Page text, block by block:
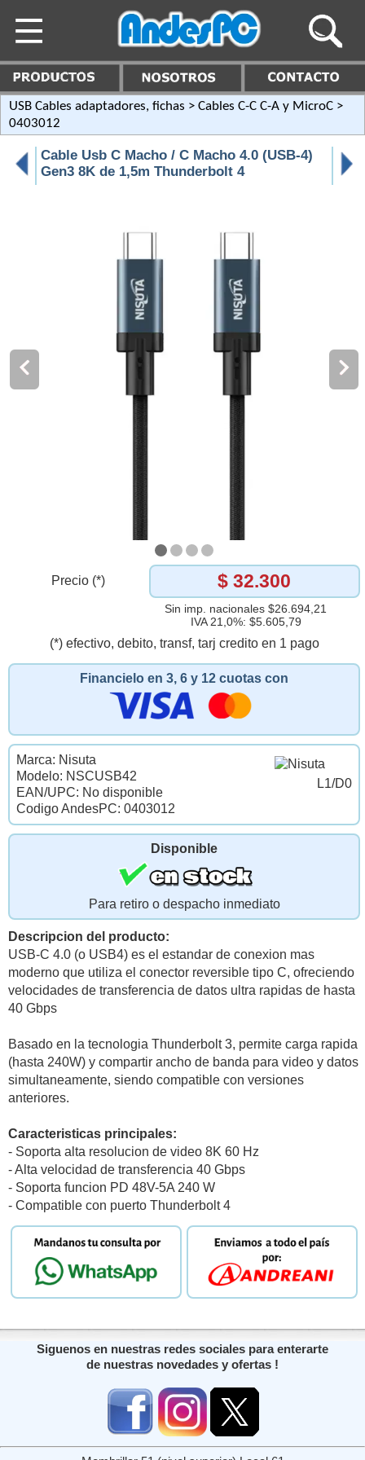
USB Cables adaptadores, fichas > Cables C-C C-A y MicroC >
0403012
Cable Usb C Macho / C Macho 4.0 (USB-4)
Gen3 8K de 1,5m Thunderbolt 4
Precio (*) $ 32.300
Sin imp. nacionales $26.694,21
IVA 21,0%: $5.605,79
(*) efectivo, debito, transf, tarj credito en 1 pago
Financielo en 3, 6 y 12 cuotas con
L1/D0
Marca: Nisuta
Modelo: NSCUSB42
EAN/UPC: No disponible
Codigo AndesPC: 0403012
Disponible
Para retiro o despacho inmediato
Descripcion del producto:
USB-C 4.0 (o USB4) es el estandar de conexion mas
moderno que utiliza el conector reversible tipo C, ofreciendo
velocidades de transferencia de datos ultra rapidas de hasta
40 Gbps
Basado en la tecnologia Thunderbolt 3, permite carga rapida
(hasta 240W) y compartir ancho de banda para video y datos
simultaneamente, siendo compatible con versiones
anteriores.
Caracteristicas principales:
- Soporta alta resolucion de video 8K 60 Hz
- Alta velocidad de transferencia 40 Gbps
- Soporta funcion PD 48V-5A 240 W
- Compatible con puerto Thunderbolt 4
Siguenos en nuestras redes sociales para enterarte
de nuestras novedades y ofertas !